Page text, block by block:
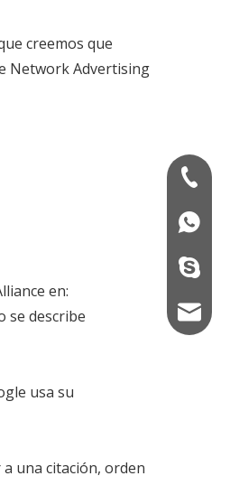
creemos que
Network Advertising
en:
se describe
usa su
una citación, orden
+86-